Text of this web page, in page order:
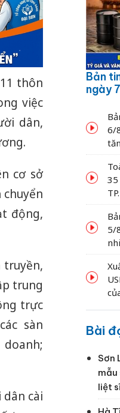
thôn
việc
dân,
cơ sở
động,
truyền,
trung
trực
sàn
cài
Bản
ngày
dầu
6/
35
5/
Bài
Sơn
mẫu
liệt